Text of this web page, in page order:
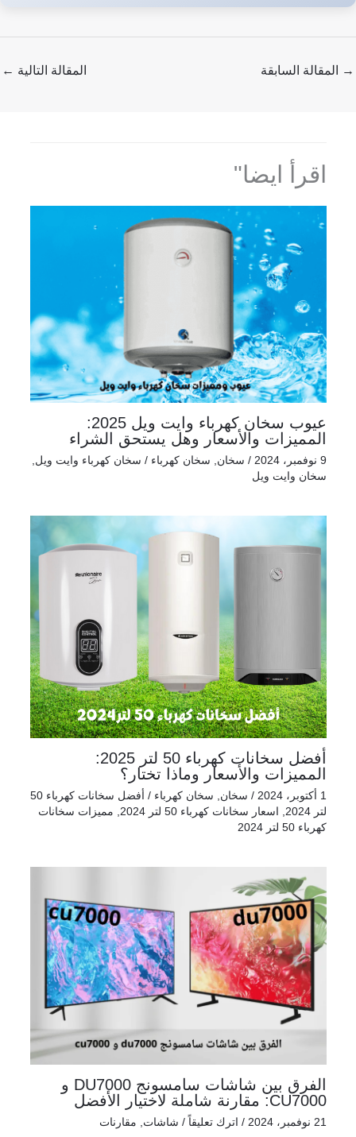
→ المقالة السابقة المقالة التالية ←
اقرأ ايضا"
عيوب سخان كهرباء وايت ويل 2025:
المميزات والأسعار وهل يستحق الشراء
9 نوفمبر، 2024 / سخان, سخان كهرباء / سخان كهرباء وايت ويل,
سخان وايت ويل
أفضل سخانات كهرباء 50 لتر 2025:
المميزات والأسعار وماذا تختار؟
1 أكتوبر، 2024 / سخان, سخان كهرباء /
أفضل سخانات كهرباء 50
لتر 2024
, اسعار سخانات كهرباء 50 لتر 2024 , مميزات سخانات
كهرباء 50 لتر 2024
الفرق بين شاشات سامسونج DU7000 و
CU7000: مقارنة شاملة لاختيار الأفضل
21 نوفمبر، 2024 / اترك تعليقاً / شاشات مقارنات